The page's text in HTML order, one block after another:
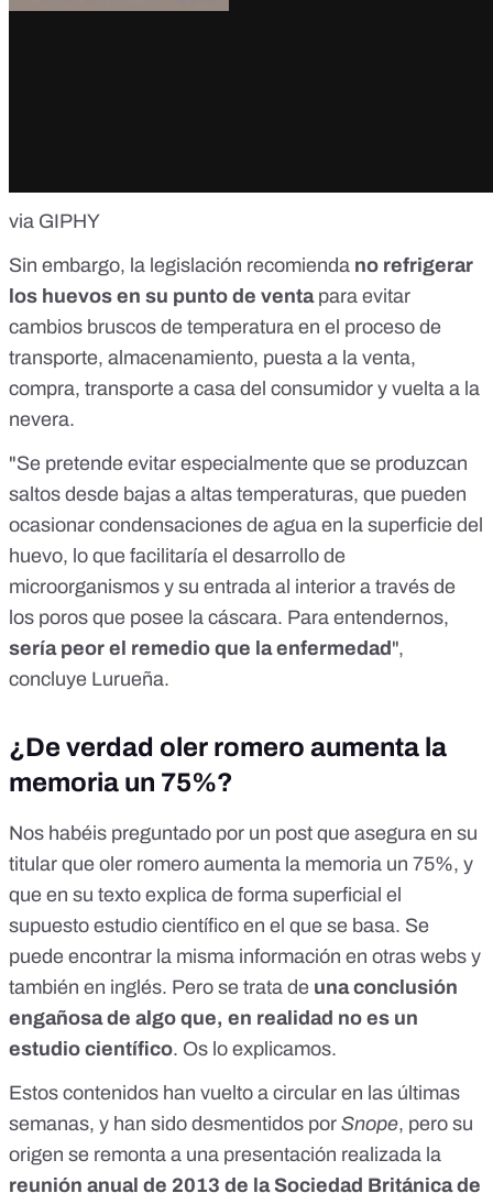
via GIPHY
Sin embargo, la legislación recomienda no refrigerar
los huevos en su punto de ventapara evitar
cambios bruscos de temperatura en el proceso de
transporte, almacenamiento, puesta a la venta,
compra, transporte a casa del consumidor y vuelta a la
nevera.
"Se pretende evitar especialmente que se produzcan
saltos desde bajas a altas temperaturas, que pueden
ocasionar condensaciones de agua en la superficie del
huevo, lo que facilitaría el desarrollo de
microorganismos y su entrada al interior a través de
los poros que posee la cáscara. Para entendernos,
sería peor el remedio que la enfermedad ",
concluye Lurueña.
¿De verdad oler romero aumenta la
memoria un 75%?
Nos habéis preguntado por un post que asegura en su
titular que oler romero aumenta la memoria un 75%, y
que en su texto explica de forma superficial el
supuesto estudio científico en el que se basa. Se
puede encontrar la misma información en otras webs y
también en inglés. Pero se trata de una conclusión
engañosa de algo que, en realidad no es un
estudio científico. Os lo explicamos.
Estos contenidos han vuelto a circular en las últimas
semanas, y han sido desmentidos por Snope, pero su
origen se remonta a una presentación realizada la
reunión anual de 2013 de la Sociedad Británica de